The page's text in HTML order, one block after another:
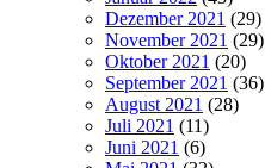
Dezember 2021 (29)
November 2021 (29)
Oktober 2021 (20)
September 2021 (36)
August 2021 (28)
Juli 2021 (11)
Juni 2021 (6)